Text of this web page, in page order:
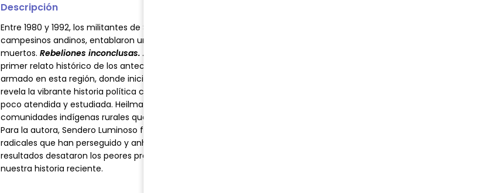
Descripción
Entre 1980 y 1992, los militantes de Sendero Luminoso, las fuerzas armadas peruanas y los
campesinos andinos, entablaron una amarga guerra interna que dejó más de 69 000
muertos.Rebeliones inconclusas. Ayacucho antes de Sendero Luminoso, 1895-1980
primer relato histórico de los antecedentes políticos, económicos y sociales de este grupo
armado en esta región, donde iniciaron su cruenta violencia contra el Estado peruano. El libro
revela la vibrante historia política campesina de Ayacucho del siglo XX, que hasta ahora era
poco atendida y estudiada. Heilman nos muestra las breves divisiones dentro de las
comunidades indígenas rurales que provocaron constantes conflictos a lo largo de los años.
Para la autora, Sendero Luminoso fue el último, y más extremo, de los movimientos políticos
radicales que han perseguido y anhelado el apoyo de los campesinos indígenas, pero cuyos
resultados desataron los peores prejuicios anti-indígenas y uno de los episodios más atroces de
nuestra historia reciente.